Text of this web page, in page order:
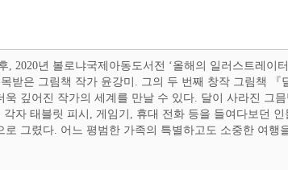
2020년 볼로냐국제아동도서전 ‘올해의 일러스트레이
받은 그림책 작가 윤강미. 그의 두 번째 창작 그림책 『
깊어진 작가의 세계를 만날 수 있다. 달이 사라진 그
자 태블릿 피시, 게임기, 휴대 전화 등을 들여다보던
그렸다. 어느 평범한 가족의 특별하고도 소중한 여행